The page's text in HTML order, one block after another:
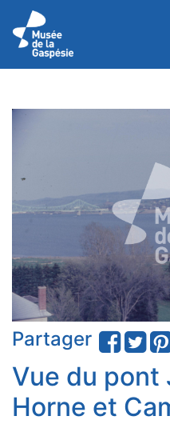
Partager
Vue du pont
Horne et